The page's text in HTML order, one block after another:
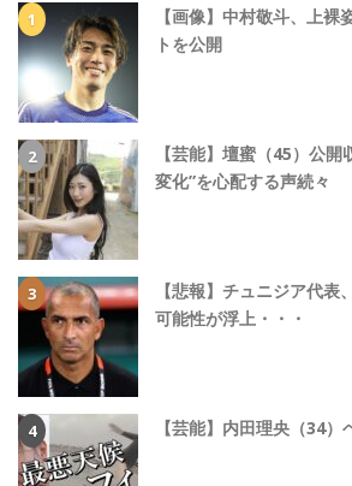
【画像】中村敬斗、上裸
トを公開
【芸能】壇蜜（45）公
変化”を心配する声続々
【悲報】チュニジア代
可能性が浮上・・・
【芸能】内田理央（34）